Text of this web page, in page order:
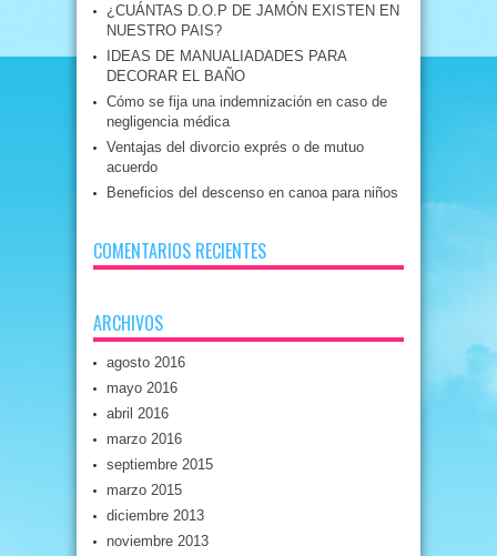
¿CUÁNTAS D.O.P DE JAMÓN EXISTEN EN
NUESTRO PAIS?
IDEAS DE MANUALIADADES PARA
DECORAR EL BAÑO
Cómo se fija una indemnización en caso de
negligencia médica
Ventajas del divorcio exprés o de mutuo
acuerdo
Beneficios del descenso en canoa para niños
COMENTARIOS RECIENTES
ARCHIVOS
agosto 2016
mayo 2016
abril 2016
marzo 2016
septiembre 2015
marzo 2015
diciembre 2013
noviembre 2013